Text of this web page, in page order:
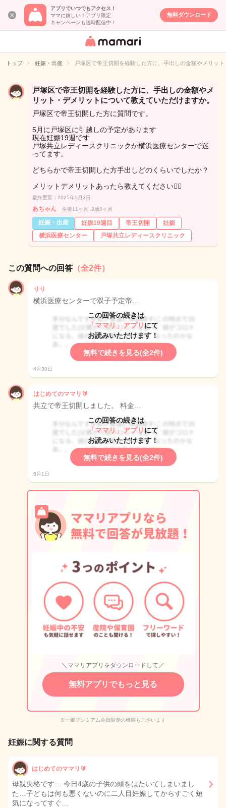
アプリでいつでもアクセス！
ママに嬉しい！アプリ限定
キャンペーンも随時配信中！
無料ダウンロード
女性専用匿名QA
イト
トップ 妊娠・出産 戸塚区で帝王切開を経験した方に、手出しの金額やメリッ
戸塚区で帝王切開を経験した方に、手出しの金額やメ
リット・デメリットについて教えていただけますか。
戸塚区で帝王切開した方に質問です。
5月に戸塚区に引越しの予定があります
現在妊娠19週です
戸塚共立レディースクリニックか横浜医療センターで迷
ってます。
どちらかで帝王切開した方手出しどのくらいでしたか？
メリットデメリットあったら教えてください🙇‍♀️
最終更新：2025年5月3日
あちゃん 生後11ヶ月, 2歳8ヶ月
妊娠・出産 妊娠19週目 帝王切開
妊娠
横浜医療センター
戸塚共立レディースクリニック
この質問への回答 （全2件）
りり
横浜医療センターで双子予定帝…
この回答の続きは
「ママリ」アプリ にて
お読みいただけます！
無料で続きを見る(全2件)
4月30日
はじめてのママリ🔰
共立で帝王切開しました。 料金…
この回答の続きは
「ママリ」アプリ にて
お読みいただけます！
無料で続きを見る(全2件)
5月1日
＼ママリアプリをダウンロードして／
無料アプリでもっと見る
※一部プレミアム会員限定の機能もございます
妊娠に関する質問
はじめてのママリ🔰
母親失格です… 今日4歳の子供の頭をはたいてしまいまし
た…子どもは何も悪くないのに二人目妊娠してからすごく短
気になってすぐ…